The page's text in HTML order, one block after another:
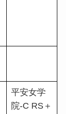
平安女学
院-C RS＋